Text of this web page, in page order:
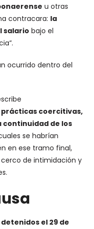
u otras
contracara: la
salario bajo el
ocurrido dentro del
prácticas coercitivas,
continuidad de los
se habrían
en ese tramo final,
de intimidación y
el 29 de